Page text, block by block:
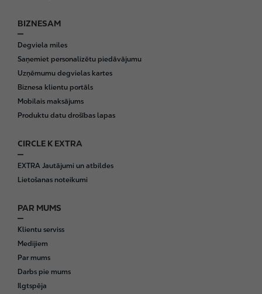
BIZNESAM
Degviela miles
Saņemiet personalizētu piedāvājumu
Uzņēmumu degvielas kartes
Biznesa klientu portāls
Mobilais maksājums
Produktu datu drošības lapas
CIRCLE K EXTRA
EXTRA Jautājumi un atbildes
Lietošanas noteikumi
PAR MUMS
Klientu serviss
Medijiem
Par mums
Darbs pie mums
Ilgtspēja